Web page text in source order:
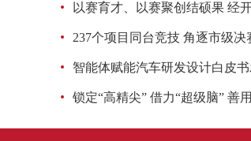
以赛育才、以赛聚创结硕果 经
237个项目同台竞技 角逐市级
智能体赋能汽车研发设计白皮
锁定“高精尖” 借力“超级脑” 善